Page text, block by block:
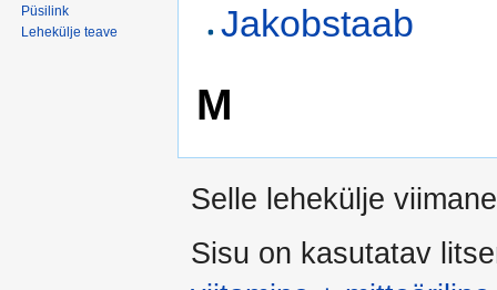
Jakobstaab
M
Püsilink
Lehekülje teave
Selle lehekülje
Sisu on kasutatav